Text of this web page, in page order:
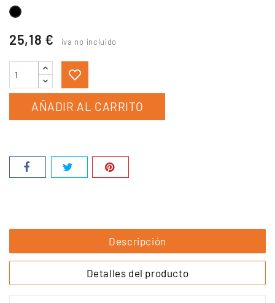
Negro
25,18 € iva no incluido
AÑADIR AL CARRITO
Descripción
Detalles del producto